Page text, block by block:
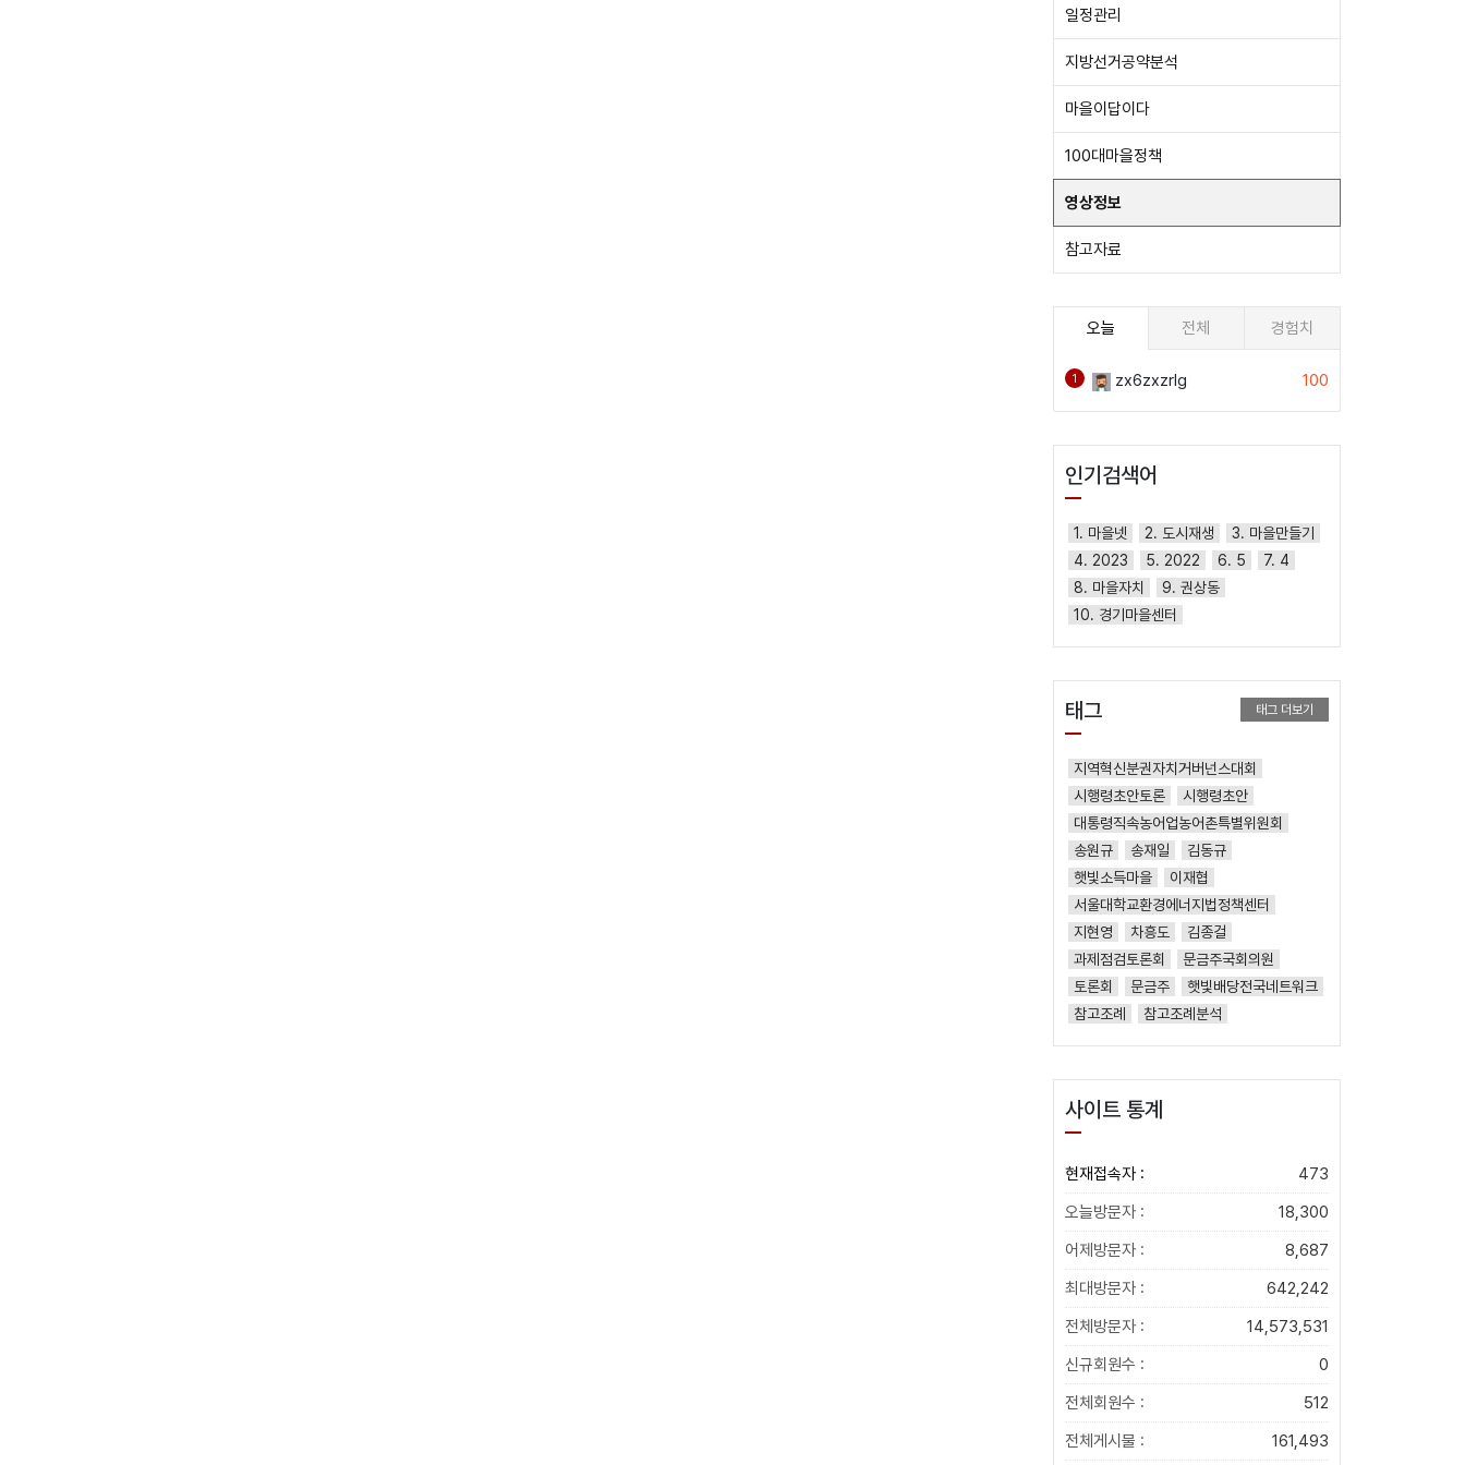
일정관리
지방선거공약분석
마을이답이다
100대마을정책
영상정보
참고자료
오늘 전체 경험치
1 zx6zxzrlg 100
인기검색어
1. 마을넷 2. 도시재생
3. 마을만들기
4. 2023
5. 2022 6. 5
7. 4
8. 마을자치
9. 권상동
10. 경기마을센터
태그 태그 더보기
지역혁신분권자치거버넌스대회
시행령초안토론
시행령초안
대통령직속농어업농어촌특별위원회
송원규
송재일
김동규
햇빛소득마을
이재협
서울대학교환경에너지법정책센터
지현영
차흥도
김종걸
과제점검토론회
문금주국회의원
토론회
문금주
햇빛배당전국네트워크
참고조례
참고조례분석
사이트 통계
현재접속자 :
473
오늘방문자 :
18,300
어제방문자 :
8,687
최대방문자 :
642,242
전체방문자 :
14,573,531
신규회원수 :
0
전체회원수 :
512
전체게시물 :
161,493